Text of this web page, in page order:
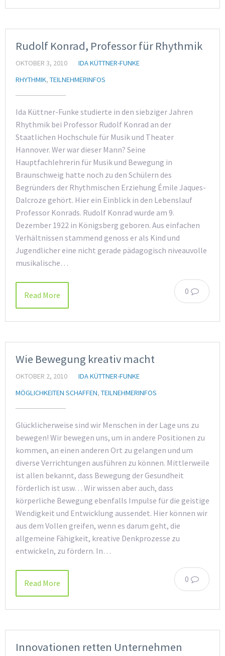
Rudolf Konrad, Professor für Rhythmik
OKTOBER 3, 2010
IDA KÜTTNER-FUNKE
RHYTHMIK, TEILNEHMERINFOS
Ida Küttner-Funke studierte in den siebziger Jahren
Rhythmik bei Professor Rudolf Konrad an der
Staatlichen Hochschule für Musik und Theater
Hannover. Wer war dieser Mann? Seine
Hauptfachlehrerin für Musik und Bewegung in
Braunschweig hatte noch zu den Schülern des
Begründers der Rhythmischen Erziehung Émile Jaques-
Dalcroze gehört. Hier ein Einblick in den Lebenslauf
Professor Konrads. Rudolf Konrad wurde am 9.
Dezember 1922 in Königsberg geboren. Aus einfachen
Verhältnissen stammend genoss er als Kind und
Jugendlicher eine nicht gerade pädagogisch niveauvolle
musikalische…
0
Read More
Wie Bewegung kreativ macht
OKTOBER 2, 2010
IDA KÜTTNER-FUNKE
MÖGLICHKEITEN SCHAFFEN, TEILNEHMERINFOS
Glücklicherweise sind wir Menschen in der Lage uns zu
bewegen! Wir bewegen uns, um in andere Positionen zu
kommen, an einen anderen Ort zu gelangen und um
diverse Verrichtungen ausführen zu können. Mittlerweile
ist allen bekannt, dass Bewegung der Gesundheit
förderlich ist usw… Wir wissen aber auch, dass
körperliche Bewegung ebenfalls Impulse für die geistige
Wendigkeit und Entwicklung aussendet. Hier können wir
aus dem Vollen greifen, wenn es darum geht, die
allgemeine Fähigkeit, kreative Denkprozesse zu
entwickeln, zu fördern. In…
0
Read More
Innovationen retten Unternehmen